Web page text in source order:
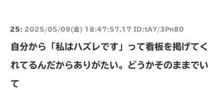
25: 2025/05/09(金) 18:47:57.17 ID:tAY/3Pn80
自分から「私はハズレです」って看板を掲げてく
れてるんだからありがたい。どうかそのままでい
て